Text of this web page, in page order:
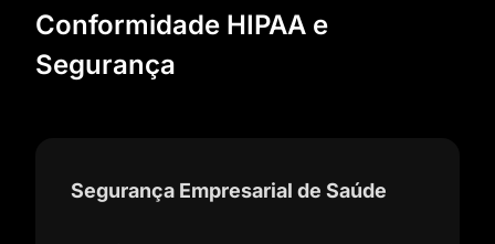
Conformidade HIPAA e
Segurança
Segurança Empresarial de Saúde